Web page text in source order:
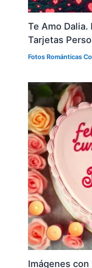
Te Amo
Tarjetas
Fotos Románticas
Imágenes